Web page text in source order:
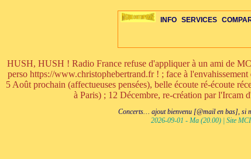
INFO
ÉDITORIAUX ACTUS-CONCERTS
SERVICES
MAJ-LISTE ARCH-CONCERTS LIENS
SÉLECTION GUIDE-EXPRESS
SÉLECTION COMPOS-INTRO
20ÈME PARAL 1001 CD TOP-REC
PIANO-
HUSH, HUSH ! Radio France refuse d'appliquer à un ami de
perso https://www.christophebertrand.fr ! ; face à
5 Août prochain (affectueuses pensées), belle écoute ré-écoute
à Paris) ; 12 Décembre, re-création par l'Ircam
Concerts… ajout bienvenu [@mail en bas], si
2026-09-01 - Ma (20.00) | Site